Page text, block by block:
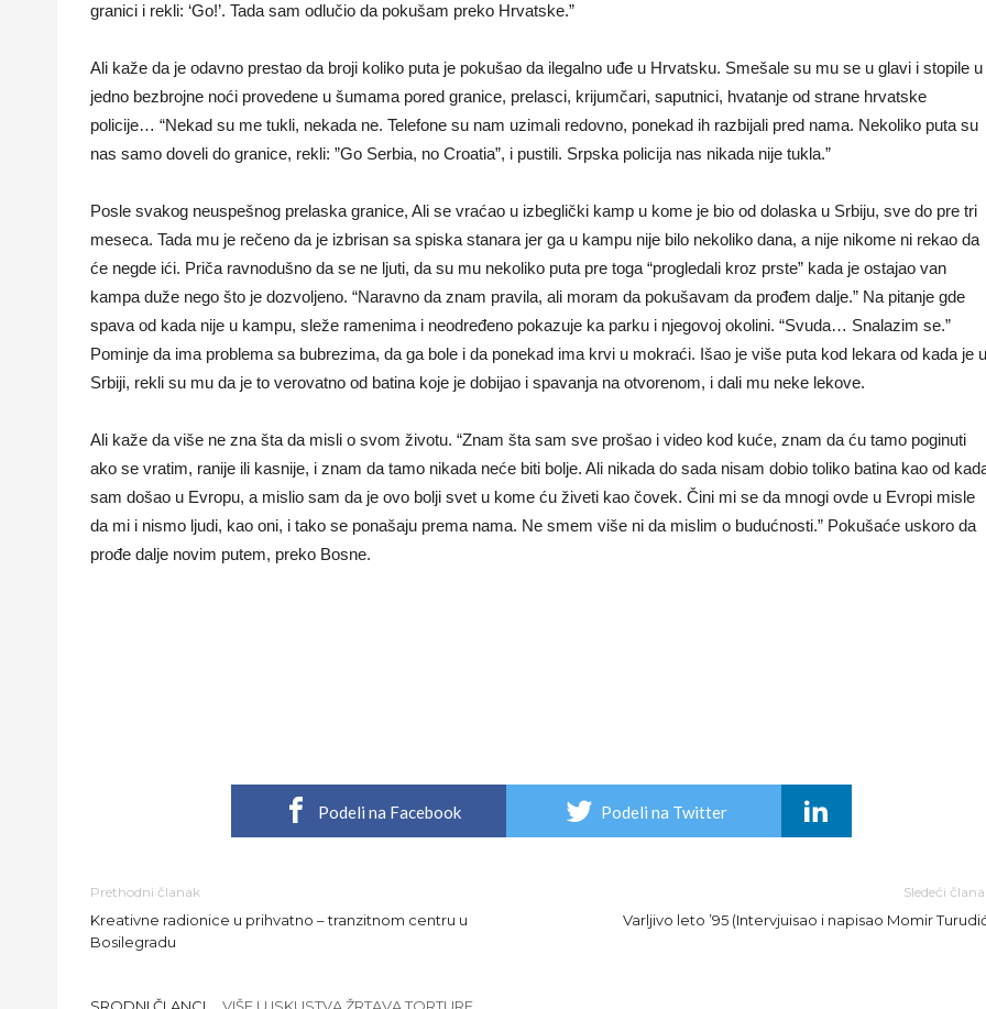
granici i rekli: ‘Go!’. Tada sam odlučio da pokušam preko Hrvatske.”
Ali kaže da je odavno prestao da broji koliko puta je pokušao da ilegalno uđe u Hrvatsku. Smešale su mu se u glavi i stopile u
jedno bezbrojne noći provedene u šumama pored granice, prelasci, krijumčari, saputnici, hvatanje od strane hrvatske
policije… “Nekad su me tukli, nekada ne. Telefone su nam uzimali redovno, ponekad ih razbijali pred nama. Nekoliko puta su
nas samo doveli do granice, rekli: ”Go Serbia, no Croatia”, i pustili. Srpska policija nas nikada nije tukla.”
Posle svakog neuspešnog prelaska granice, Ali se vraćao u izbeglički kamp u kome je bio od dolaska u Srbiju, sve do pre tri
meseca. Tada mu je rečeno da je izbrisan sa spiska stanara jer ga u kampu nije bilo nekoliko dana, a nije nikome ni rekao da
će negde ići. Priča ravnodušno da se ne ljuti, da su mu nekoliko puta pre toga “progledali kroz prste” kada je ostajao van
kampa duže nego što je dozvoljeno. “Naravno da znam pravila, ali moram da pokušavam da prođem dalje.” Na pitanje gde
spava od kada nije u kampu, sleže ramenima i neodređeno pokazuje ka parku i njegovoj okolini. “Svuda… Snalazim se.”
Pominje da ima problema sa bubrezima, da ga bole i da ponekad ima krvi u mokraći. Išao je više puta kod lekara od kada je u
Srbiji, rekli su mu da je to verovatno od batina koje je dobijao i spavanja na otvorenom, i dali mu neke lekove.
Ali kaže da više ne zna šta da misli o svom životu. “Znam šta sam sve prošao i video kod kuće, znam da ću tamo poginuti
ako se vratim, ranije ili kasnije, i znam da tamo nikada neće biti bolje. Ali nikada do sada nisam dobio toliko batina kao od
sam došao u Evropu, a mislio sam da je ovo bolji svet u kome ću živeti kao čovek. Čini mi se da mnogi ovde u Evropi misle
da mi i nismo ljudi, kao oni, i tako se ponašaju prema nama. Ne smem više ni da mislim o budućnosti.” Pokušaće uskoro da
prođe dalje novim putem, preko Bosne.
Podeli na Facebook Podeli na Twitter
Prethodni članak
Kreativne radionice u prihvatno – tranzitnom centru u
Bosilegradu
Sledeći
Varljivo leto ’95 (Intervjuisao i napisao Momir